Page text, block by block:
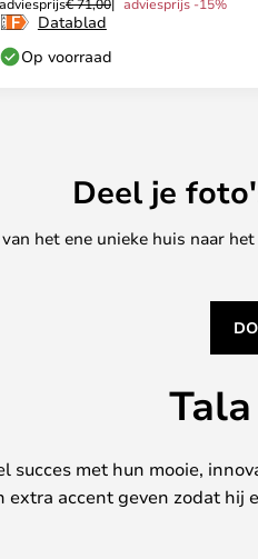
Datablad
Op voorraad
Deel je
het ene unieke huis naar
succes met hun mooie,
extra accent geven zodat hij